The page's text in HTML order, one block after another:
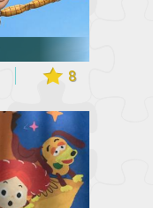
8